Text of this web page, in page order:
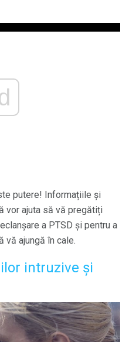
putere! Informațiile și
vor ajuta să vă pregătiți
a PTSD și pentru a
vă ajungă în cale.
intruzive și